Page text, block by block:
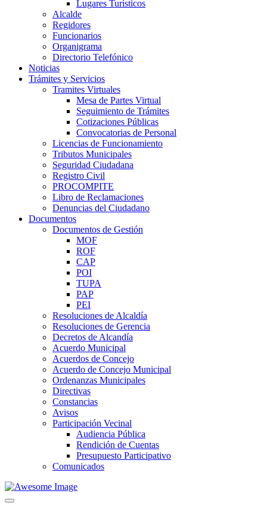
Lugares Turísticos
Alcalde
Regidores
Funcionarios
Organigrama
Directorio Telefónico
Noticias
Trámites y Servicios
Tramites Virtuales
Mesa de Partes Virtual
Seguimiento de Trámites
Cotizaciones Públicas
Convocatorias de Personal
Licencias de Funcionamiento
Tributos Municipales
Seguridad Ciudadana
Registro Civil
PROCOMPITE
Libro de Reclamaciones
Denuncias del Ciudadano
Documentos
Documentos de Gestión
MOF
ROF
CAP
POI
TUPA
PAP
PEI
Resoluciones de Alcaldía
Resoluciones de Gerencia
Decretos de Alcandía
Acuerdo Municipal
Acuerdos de Concejo
Acuerdo de Concejo Municipal
Ordenanzas Municipales
Directivas
Constancias
Avisos
Participación Vecinal
Audiencia Pública
Rendición de Cuentas
Presupuesto Participativo
Comunicados